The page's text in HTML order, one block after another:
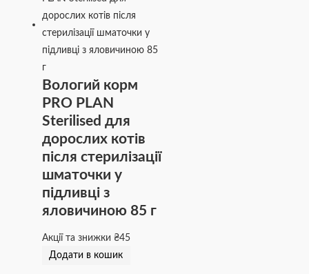
Вологий корм
PRO PLAN
Sterilised для
дорослих котів
після стерилізації
шматочки у
підливці з
яловичиною 85 г
Акції та знижки₴45
Додати в кошик